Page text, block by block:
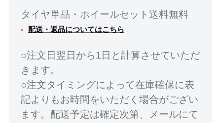
タイヤ単品・ホイールセット送料無料
配送・返品についてはこちら
○注文日翌日から1日と計算させていただ
きます。
○注文タイミングによって在庫確保に表
記よりもお時間をいただく場合がござい
ます。配送予定は確定次第、メールにて